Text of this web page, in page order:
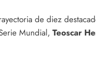
de diez
Mundial, Teoscar